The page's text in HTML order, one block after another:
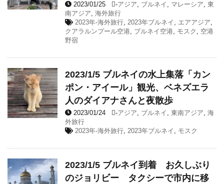
2023/01/25 -アジア, ブルネイ , マレーシア, 東
南アジア, 海外旅行
2023年-海外旅行, 2023年ブルネイ , エアアジア,
クアラルンプール空港, ブルネイ空港, モスク , 空港
野宿
2023/1/5 ブルネイの水上集落「カン
ポン・アイール」観光、ベネズエラ
人のダイアナさんと夜散歩
2023/01/24 -アジア, ブルネイ , 東南アジア, 海
外旅行
2023年-海外旅行, 2023年ブルネイ , モスク
2023/1/5 ブルネイ到着 お久しぶり
のジョリビー タクシーで市内に移